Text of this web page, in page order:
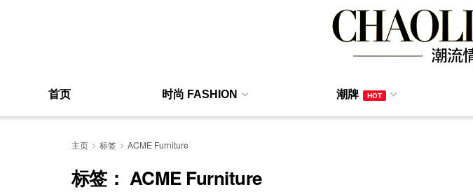
首页 时尚 FASHION 潮牌 HOT
主页 标签 ACME Furniture
标签： ACME Furniture